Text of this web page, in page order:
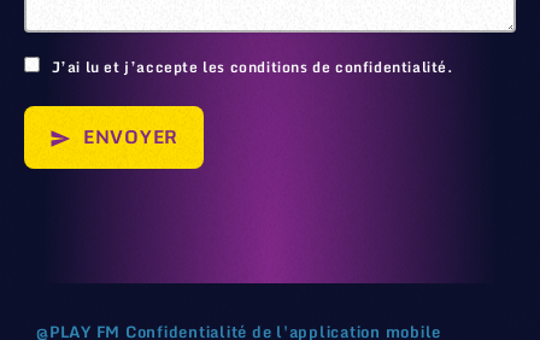
J’ai lu et j’accepte les conditions de confidentialité.
send ENVOYER
@PLAY FM Confidentialité de l'application mobile